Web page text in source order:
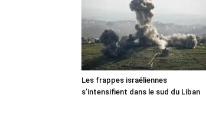
Les frappes israéliennes
s’intensifient dans le sud du Liban